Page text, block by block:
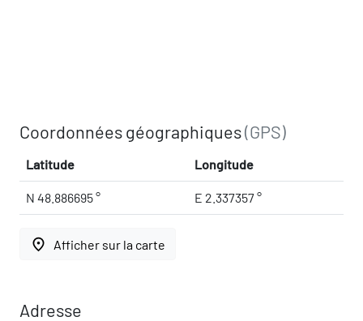
Coordonnées géographiques(GPS)
Latitude Longitude
N 48.886695 ° E 2.337357 °
place Afficher sur la carte
Adresse